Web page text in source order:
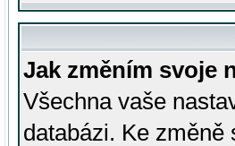
Jak změním svoje
Všechna vaše
databázi. Ke